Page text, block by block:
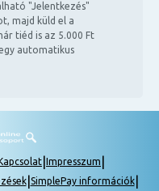
"Jelentkezés"
majd küld el a
tiéd is az 5.000 Ft
automatikus
Impresszum
| SimplePay információk|